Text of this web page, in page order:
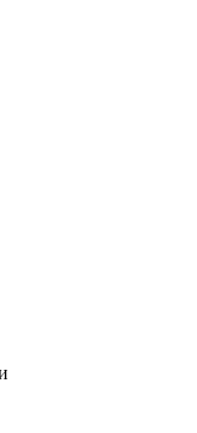
тем интенсивнее,
хранение жидкостей
не выше
установку